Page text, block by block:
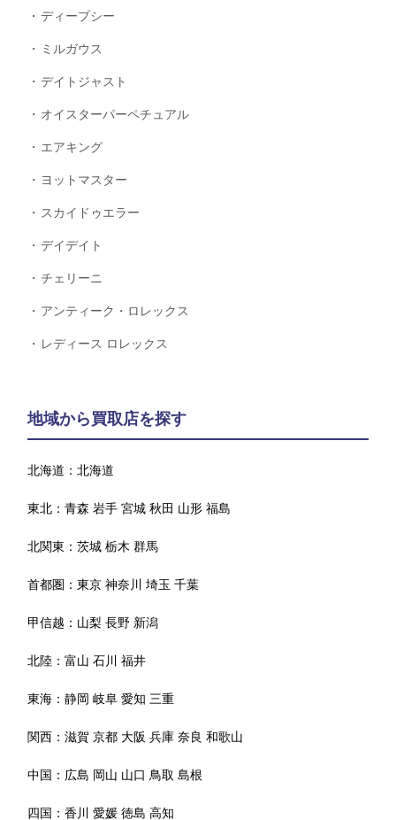
ディープシー
ミルガウス
デイトジャスト
オイスターパーペチュアル
エアキング
ヨットマスター
スカイドゥエラー
デイデイト
チェリーニ
アンティーク・ロレックス
レディース ロレックス
地域から買取店を探す
北海道：北海道
東北：青森 岩手 宮城 秋田 山形 福島
北関東：茨城 栃木 群馬
首都圏：東京 神奈川 埼玉 千葉
甲信越： 山梨 長野 新潟
北陸：富山 石川 福井
東海：静岡 岐阜 愛知 三重
関西：滋賀 京都 大阪 兵庫 奈良 和歌山
中国： 広島 岡山 山口 鳥取 島根
四国：香川 愛媛 徳島 高知